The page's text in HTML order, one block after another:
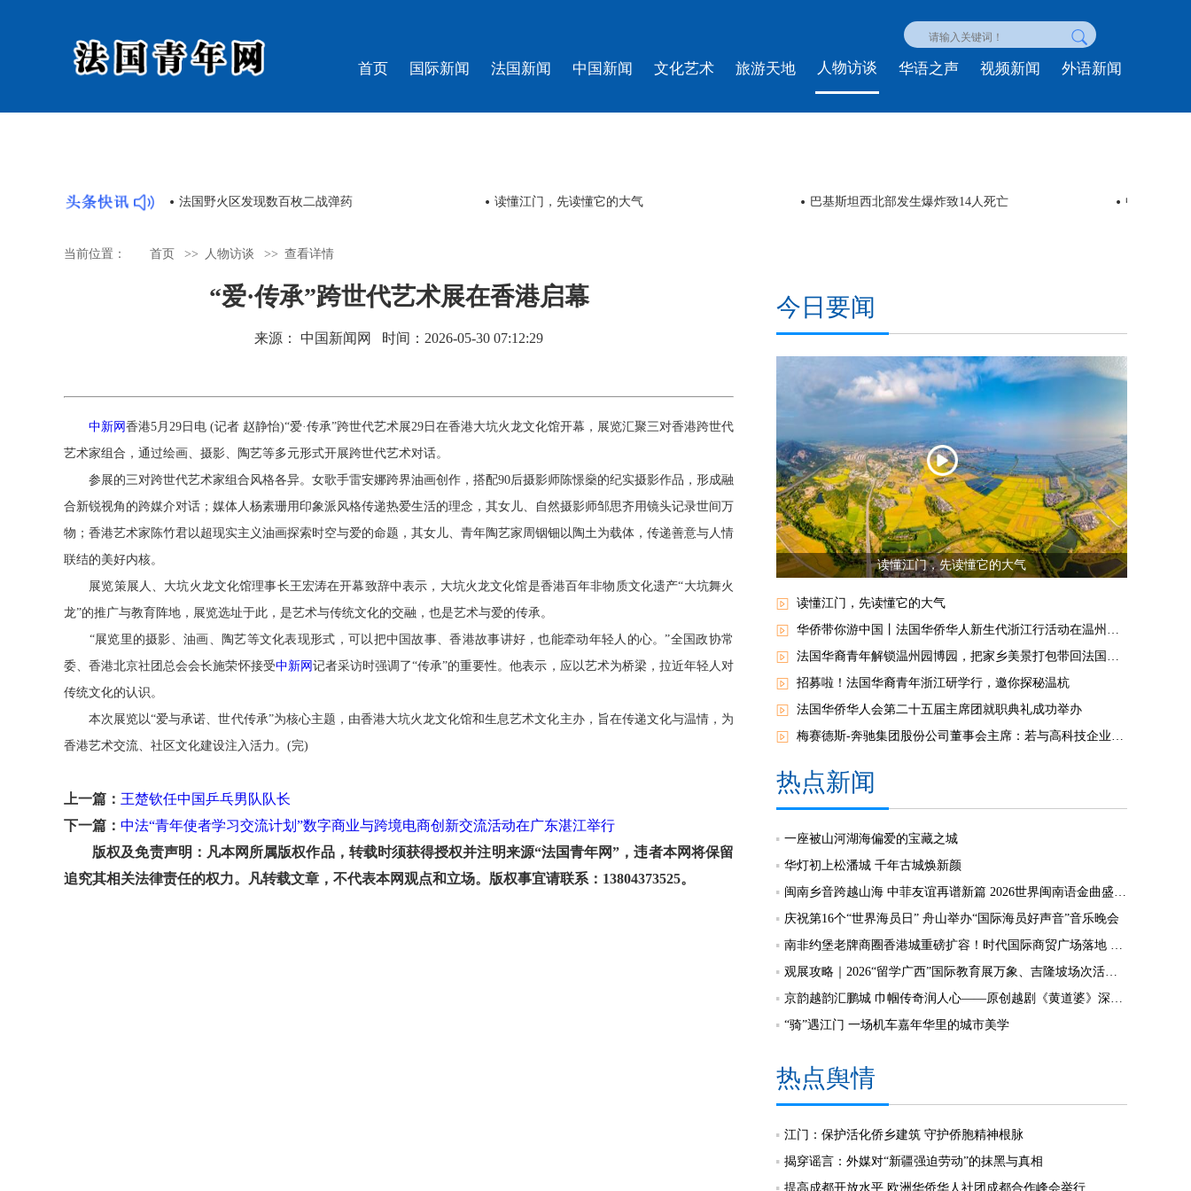
首页 国际新闻 法国新闻 中国新闻 文化艺术 旅游天地 人物访谈 华语之声 视频新闻 外语新闻
“国宝”回归牵动人心 法国野火区发现数百枚二战弹药 读懂江门，先读懂它的大气 巴基斯坦西北部发生爆炸致14人死亡 中外1800
当前位置： 首页 >> 人物访谈 >> 查看详情
“爱·传承”跨世代艺术展在香港启幕
来源： 中国新闻网 时间：2026-05-30 07:12:29
中新网 香港5月29日电 (记者 赵静怡)“爱·传承”跨世代艺术展29日在香港大坑火龙文化馆开幕，展览汇聚三对香港跨世代
艺术家组合，通过绘画、摄影、陶艺等多元形式开展跨世代艺术对话。
参展的三对跨世代艺术家组合风格各异。女歌手雷安娜跨界油画创作，搭配90后摄影师陈憬燊的纪实摄影作品，形成融
合新锐视角的跨媒介对话；媒体人杨素珊用印象派风格传递热爱生活的理念，其女儿、自然摄影师邹思齐用镜头记录世间万
物；香港艺术家陈竹君以超现实主义油画探索时空与爱的命题，其女儿、青年陶艺家周铟钿以陶土为载体，传递善意与人情
联结的美好内核。
展览策展人、大坑火龙文化馆理事长王宏涛在开幕致辞中表示，大坑火龙文化馆是香港百年非物质文化遗产“大坑舞火
龙”的推广与教育阵地，展览选址于此，是艺术与传统文化的交融，也是艺术与爱的传承。
“展览里的摄影、油画、陶艺等文化表现形式，可以把中国故事、香港故事讲好，也能牵动年轻人的心。”全国政协常
委、香港北京社团总会会长施荣怀接受中新网 记者采访时强调了“传承”的重要性。他表示，应以艺术为桥梁，拉近年轻人对
传统文化的认识。
本次展览以“爱与承诺、世代传承”为核心主题，由香港大坑火龙文化馆和生息艺术文化主办，旨在传递文化与温情，为
香港艺术交流、社区文化建设注入活力。(完)
上一篇： 王楚钦任中国乒乓男队队长
下一篇： 中法“青年使者学习交流计划”数字商业与跨境电商创新交流活动在广东湛江举行
版权及免责声明：凡本网所属版权作品，转载时须获得授权并注明来源“法国青年网”，违者本网将保留
追究其相关法律责任的权力。凡转载文章，不代表本网观点和立场。版权事宜请联系：13804373525。
今日要闻
读懂江门，先读懂它的大气
读懂江门，先读懂它的大气
华侨带你游中国丨法国华侨华人新生代浙江行活动在温州启动
法国华裔青年解锁温州园博园，把家乡美景打包带回法国朋友圈
招募啦！法国华裔青年浙江研学行，邀你探秘温杭
法国华侨华人会第二十五届主席团就职典礼成功举办
梅赛德斯-奔驰集团股份公司董事会主席：若与高科技企业合作，推荐来杭州
热点新闻
一座被山河湖海偏爱的宝藏之城
华灯初上松潘城 千年古城焕新颜
闽南乡音跨越山海 中菲友谊再谱新篇 2026世界闽南语金曲盛典全球启动仪式 在马尼拉隆重举行
庆祝第16个“世界海员日” 舟山举办“国际海员好声音”音乐晚会
南非约堡老牌商圈香港城重磅扩容！时代国际商贸广场落地 创新零批一体模式激活南共体跨境商贸 拉动南非本土就业！
观展攻略｜2026“留学广西”国际教育展万象、吉隆坡场次活动全指南
京韵越韵汇鹏城 巾帼传奇润人心——原创越剧《黄道婆》深圳专场演出圆满成功
“骑”遇江门 一场机车嘉年华里的城市美学
热点舆情
江门：保护活化侨乡建筑 守护侨胞精神根脉
揭穿谣言：外媒对“新疆强迫劳动”的抹黑与真相
提高成都开放水平 欧洲华侨华人社团成都合作峰会举行